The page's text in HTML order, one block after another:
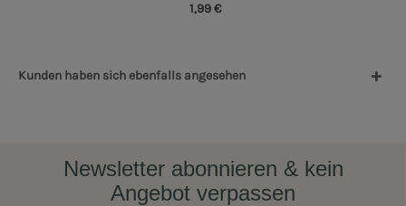
1,99 €
Kunden haben sich ebenfalls angesehen
Newsletter abonnieren & kein
Angebot verpassen